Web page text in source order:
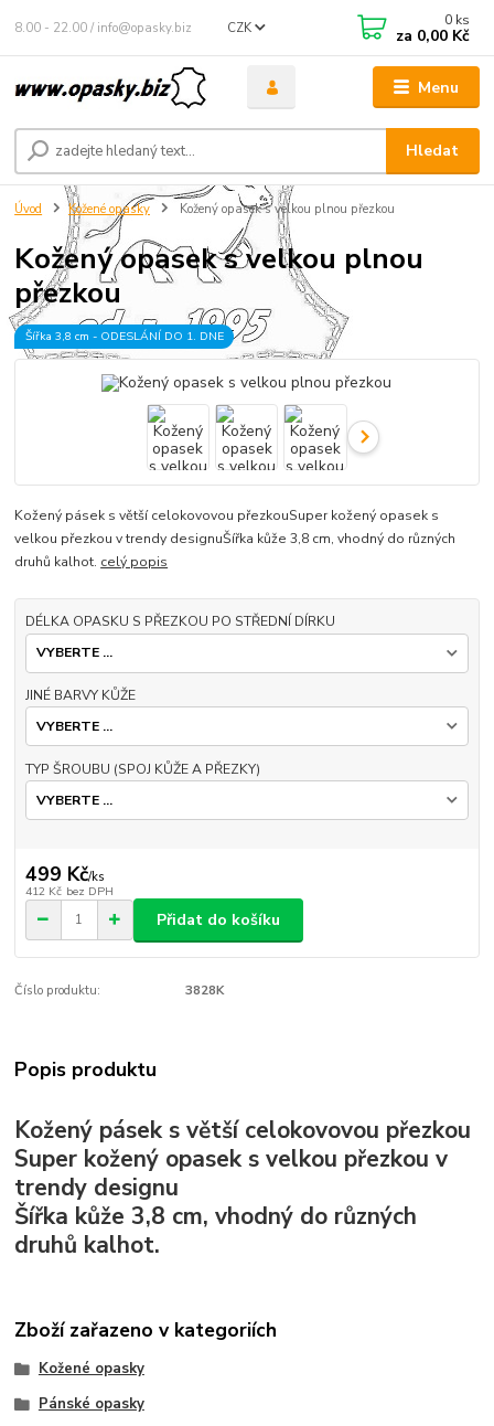
Menu
CZK
Hledat
8.00 - 22.00 / info@opasky.biz 0 ks
za 0,00 Kč
Úvod Kožené opasky Kožený opasek s velkou plnou přezkou
Kožený opasek s velkou plnou
přezkou
Šířka 3,8 cm - ODESLÁNÍ DO 1. DNE
Kožený pásek s větší celokovovou přezkouSuper kožený opasek s
velkou přezkou v trendy designuŠířka kůže 3,8 cm, vhodný do různých
druhů kalhot. celý popis
DÉLKA OPASKU S PŘEZKOU PO STŘEDNÍ DÍRKU
JINÉ BARVY KŮŽE
TYP ŠROUBU (SPOJ KŮŽE A PŘEZKY)
499 Kč/ks
412 Kč bez DPH
Přidat do košíku
Číslo produktu: 3828K
Popis produktu
Kožený pásek s větší celokovovou přezkou
Super kožený opasek s velkou přezkou v
trendy designu
Šířka kůže 3,8 cm, vhodný do různých
druhů kalhot.
Zboží zařazeno v kategoriích
Kožené opasky
Pánské opasky